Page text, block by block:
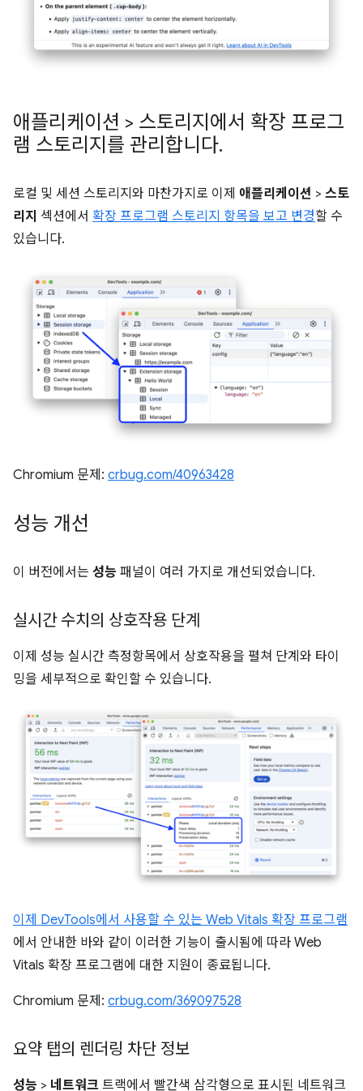
애플리케이션 > 스토리지에서 확장 프로그
램 스토리지를 관리합니다.
로컬 및 세션 스토리지와 마찬가지로 이제 애플리케이션 > 스토
리지 섹션에서 확장 프로그램 스토리지 항목을 보고 변경할 수
있습니다.
Chromium 문제: crbug.com/40963428
성능 개선
이 버전에서는 성능 패널이 여러 가지로 개선되었습니다.
실시간 수치의 상호작용 단계
이제 성능 실시간 측정항목에서 상호작용을 펼쳐 단계와 타이
밍을 세부적으로 확인할 수 있습니다.
이제 DevTools에서 사용할 수 있는 Web Vitals 확장 프로그램
에서 안내한 바와 같이 이러한 기능이 출시됨에 따라 Web
Vitals 확장 프로그램에 대한 지원이 종료됩니다.
Chromium 문제: crbug.com/369097528
요약 탭의 렌더링 차단 정보
성능 > 네트워크 트랙에서 빨간색 삼각형으로 표시된 네트워크